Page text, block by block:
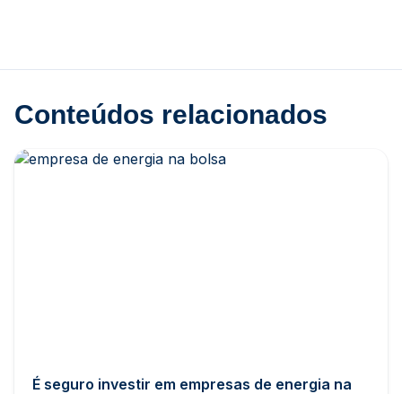
Conteúdos relacionados
É seguro investir em empresas de energia na